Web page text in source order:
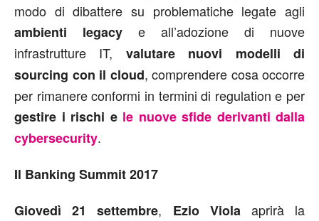
modo di dibattere su problematiche legate agli
ambienti legacy e all’adozione di nuove
infrastrutture IT, valutare nuovi modelli di
sourcing con il cloud, comprendere cosa occorre
per rimanere conformi in termini di regulation e per
gestire i rischi e le nuove sfide derivanti dalla
cybersecurity.
Il Banking Summit 2017
Giovedì 21 settembre, Ezio Viola aprirà la